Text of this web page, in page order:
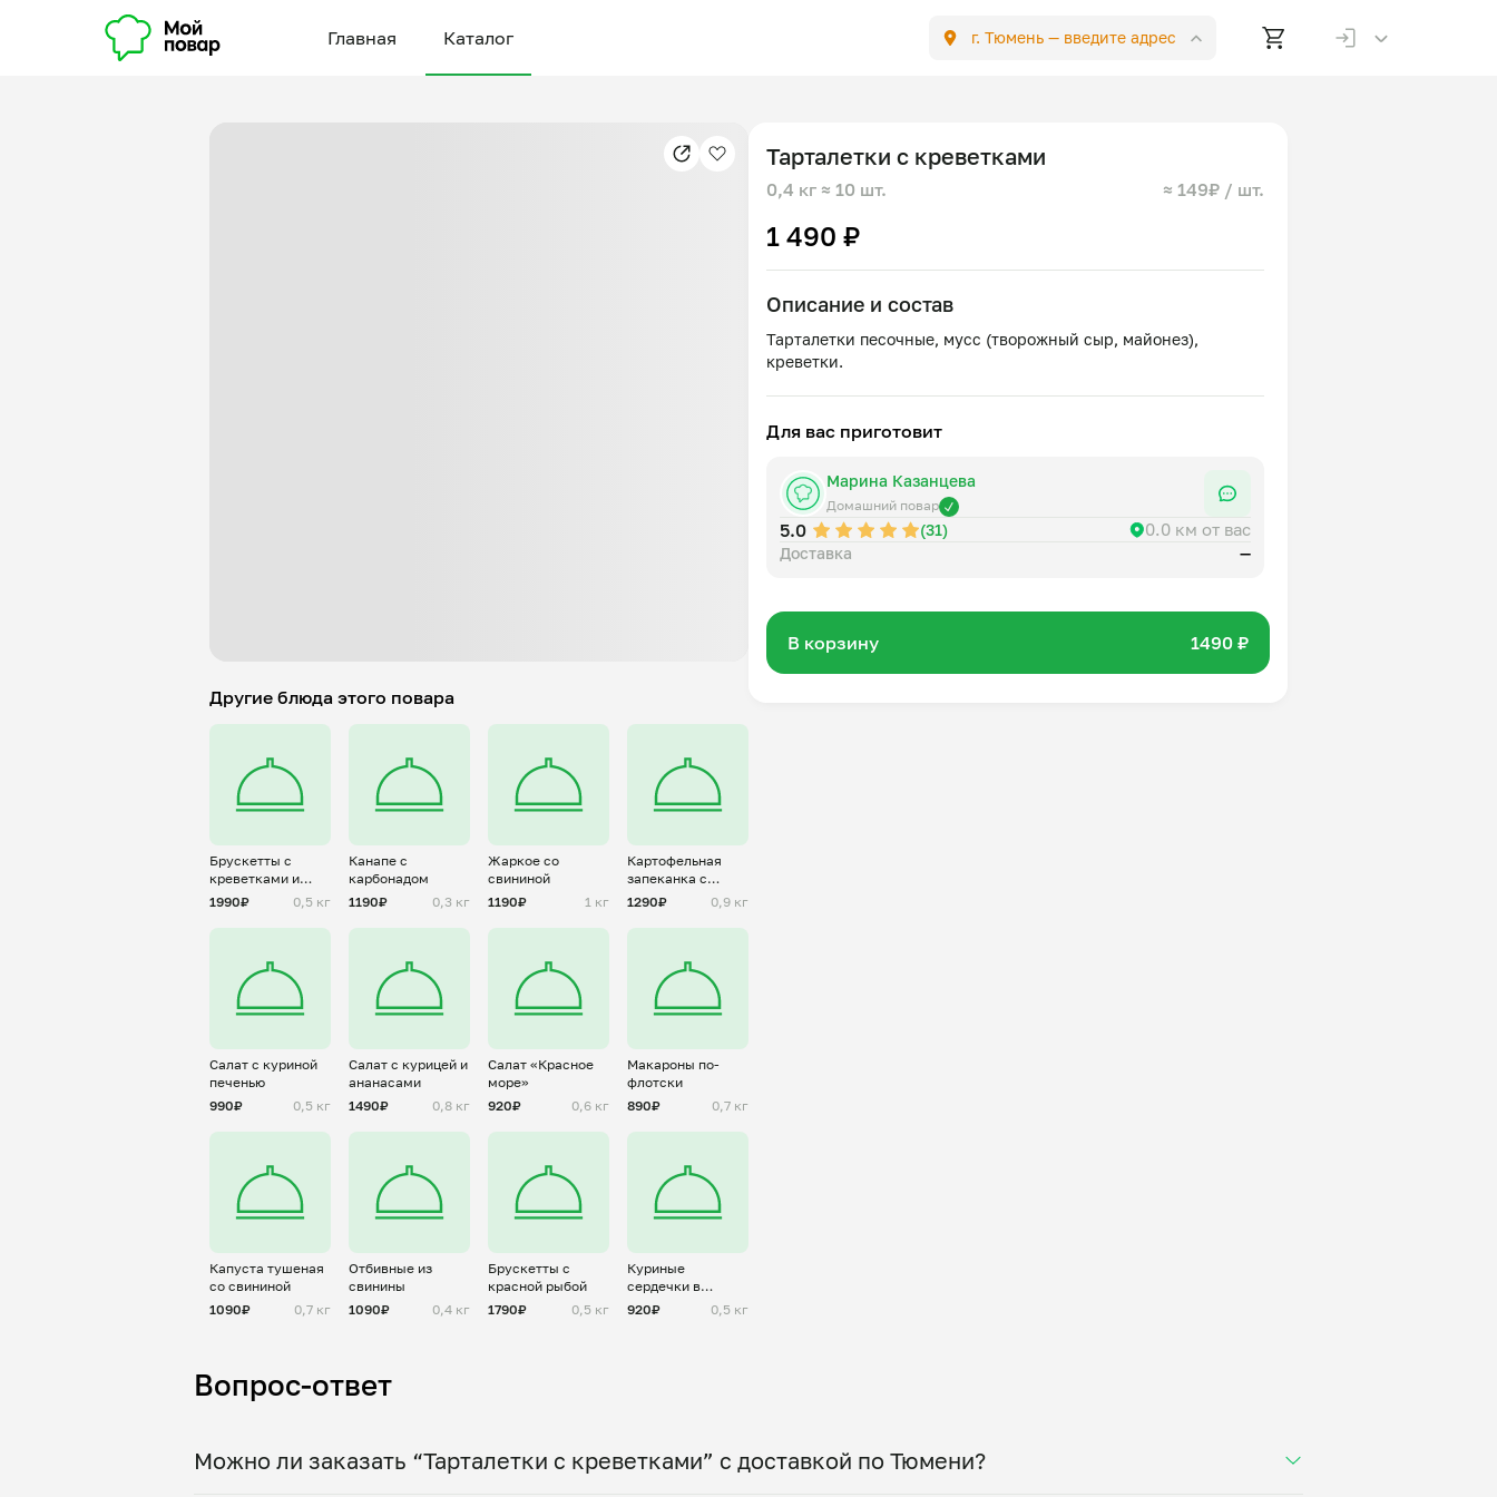
Главная Каталог г. Тюмень — введите адрес
Другие блюда этого повара
Брускетты с
креветками и
карамелизованной
1990₽ 0,5 кг
Канапе с
карбонадом
1190₽
0,3 кг
Жаркое со
свининой
1190₽
1 кг
Картофельная
запеканка с
куриным фаршем
1290₽ 0,9 кг
Салат с куриной
печенью
990₽
0,5 кг
Салат с курицей и
ананасами
1490₽
0,8 кг
Салат «Красное
море»
920₽
0,6 кг
Макароны по-
флотски
890₽
0,7 кг
Капуста тушеная
со свининой
1090₽
0,7 кг
Отбивные из
свинины
1090₽
0,4 кг
Брускетты с
красной рыбой
1790₽
0,5 кг
Куриные
сердечки в
сметане
920₽ 0,5 кг
Тарталетки с креветками
0,4 кг ≈ 10 шт. ≈ 149₽ / шт.
1 490 ₽
Описание и состав
Тарталетки песочные, мусс (творожный сыр, майонез),
Для вас приготовит
Марина Казанцева
Домашний повар
5.0 (31) 0.0 км от вас
Доставка —
В корзину 1490 ₽
Вопрос-ответ
Можно ли заказать “Тарталетки с креветками” с доставкой по Тюмени?